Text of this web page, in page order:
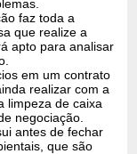
faz toda a
que realize a
apto para analisar
em um contrato
realizar com a
limpeza de caixa
negociação.
antes de fechar
que são